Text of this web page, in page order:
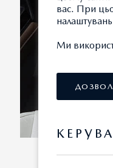
вас. При
Ми